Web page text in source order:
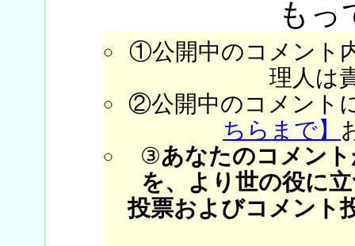
もっ
①公開中のコメント
理人は
②公開中のコメント
ちらまで】
③あなたのコメン
を、より世の役に
投票およびコメント